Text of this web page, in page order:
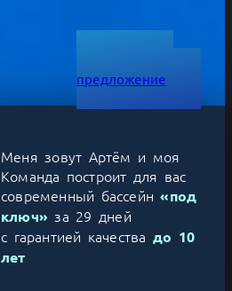
предложение
Меня зовут Артём и моя
Команда построит для вас
современный бассейн«под
ключ» за 29 дней
с гарантией качества до 10
лет